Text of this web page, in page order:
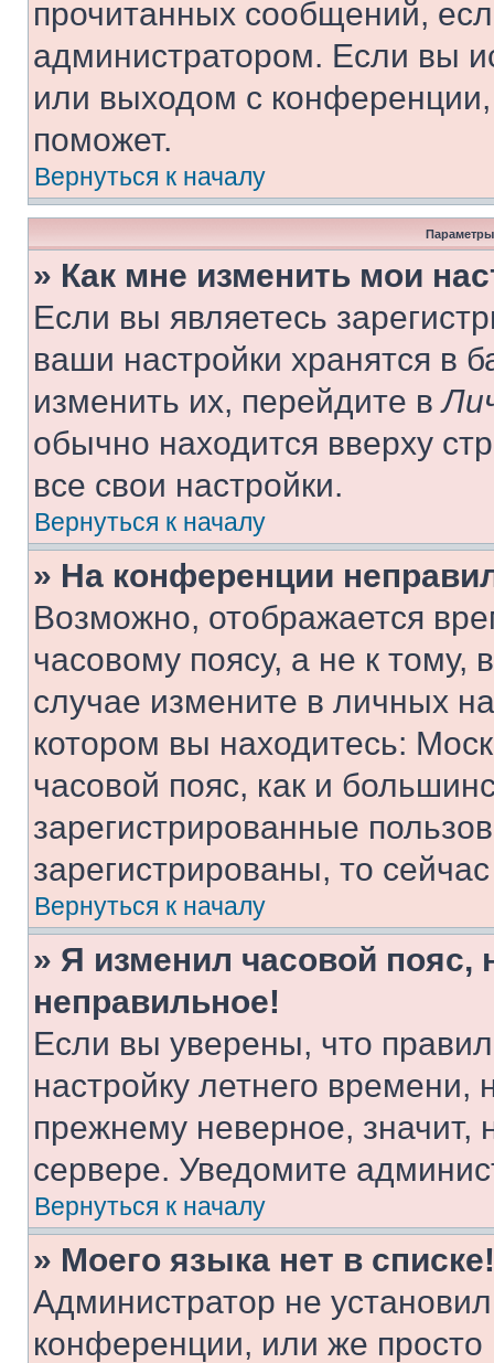
прочитанных сообщений,
администратором. Если вы
или выходом с
поможет.
Вернуться к началу
Параметры
» Как мне изменить мои
Если вы являетесь
ваши настройки хранятся в
изменить их, перейдите в
обычно находится вверху
все свои настройки.
Вернуться к началу
» На конференции
Возможно, отображается
часовому поясу, а не к тому,
случае измените в личных
котором вы находитесь:
часовой пояс, как и
зарегистрированные
зарегистрированы, то
Вернуться к началу
» Я изменил часовой пояс,
неправильное!
Если вы уверены, что
настройку летнего
прежнему неверное, значит,
сервере. Уведомите
Вернуться к началу
» Моего языка нет в списке!
Администратор не
конференции, или же